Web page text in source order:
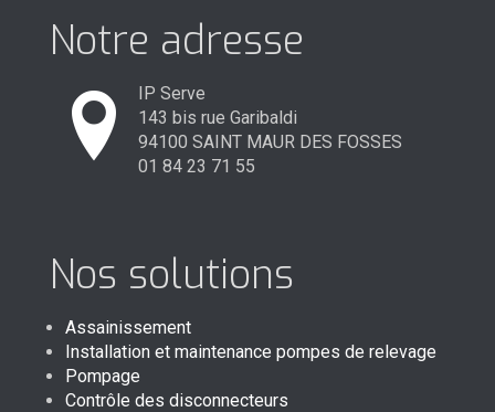
Notre adresse
IP Serve
143 bis rue Garibaldi
94100 SAINT MAUR DES FOSSES
01 84 23 71 55
Nos solutions
Assainissement
Installation et maintenance pompes de relevage
Pompage
Contrôle des disconnecteurs